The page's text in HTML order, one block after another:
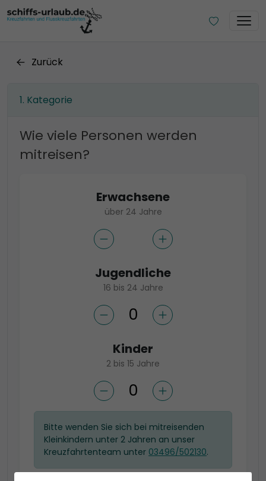
Zurück
Kategorie
Wie viele Personen werden
mitreisen?
Erwachsene
über 24 Jahre
Jugendliche
16 bis 24 Jahre
Kinder
2 bis 15 Jahre
Bitte wenden Sie sich bei mitreisenden
Kleinkindern unter 2 Jahren an unser
Kreuzfahrtenteam unter 03496/502130.